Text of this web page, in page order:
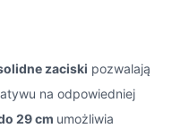
zaciski pozwalają
na odpowiedniej
29 cm umożliwia